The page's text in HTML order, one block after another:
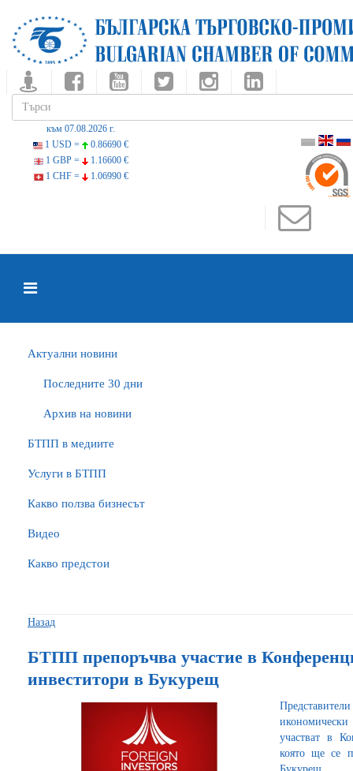
към 07.08.2026 г.
1 USD =
0.86690 €
1 GBP =
1.16600 €
1 CHF =
1.06990 €
Актуални новини
Последните 30 дни
Архив на новини
БTПП в медиите
Услуги в БТПП
Какво ползва бизнесът
Видео
Какво предстои
Назад
БТПП препоръчва участие в
инвеститори в Букурещ
участват в
която ще се